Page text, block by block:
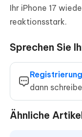
Ihr iPhone 17
reaktionsstark.
Sprechen Sie
dann
Ähnliche